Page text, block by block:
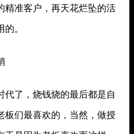
精准客户，再天花烂坠的活
。
代了，烧钱烧的最后都是自
板们最喜欢的，当然，做授